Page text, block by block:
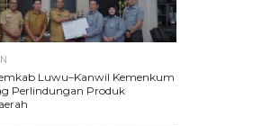
Luwu–Kanwil Kemenkum
Perlindungan Produk